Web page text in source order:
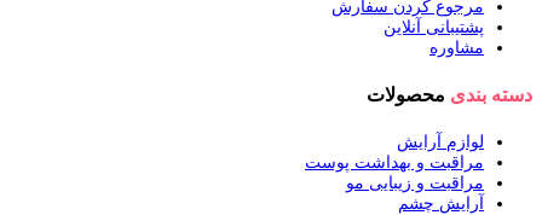
مرجوع کردن سفارش
پشتیبانی آنلاین
مشاوره
دسته بندی محصولات
لوازم آرایش
مراقبت و بهداشت پوست
مراقبت و زیبایی مو
آرایش چشم